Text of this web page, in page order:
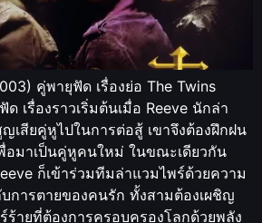
คู่พายุฟัด เรื่องย่อ The Twins
เรื่องราวเริ่มต้นเมื่อ Reeve นักล่า
เสียคู่หูไปในการต่อสู้ เขาจึงต้องฝึกฝน
อมาเป็นคู่หูคนใหม่ ในขณะเดียวกัน
ก็เข้าร่วมทีมล่าแวมไพร์ด้วยความ
การตายของคนรัก ทั้งสามต้องเผชิญ
ายที่ต้องการครอบครองโลกด้วยพลัง